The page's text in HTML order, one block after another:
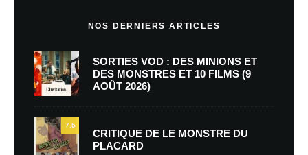
NOS DERNIERS ARTICLES
SORTIES VOD : DES MINIONS ET
DES MONSTRES ET 10 FILMS (9
AOÛT 2026)
7.5
CRITIQUE DE LE MONSTRE DU
PLACARD